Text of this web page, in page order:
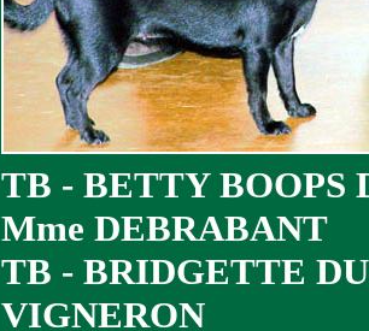
TB - BETTY BOOPS
Mme DEBRABANT
TB - BRIDGETTE
VIGNERON